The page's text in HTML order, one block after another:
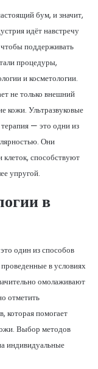
бум, и значит,
идёт навстречу
поддерживать
процедуры,
и косметологии.
не только внешний
кожи. Ультразвуковые
— это одни из
Они
способствуют
упругой.
в
один из способов
в условиях
омолаживают
отметить
которая помогает
Выбор методов
индивидуальные